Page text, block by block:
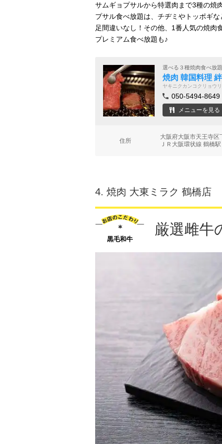
サムギョプサルから特選肉まで3種の焼
プサル食べ放題は、チヂミやトッポギ
足間違いなし！その他、1番人気の焼肉
プレミアム食べ放題も♪
選べる３種焼肉食べ放題
焼肉 韓国料理
ヤキニクカンコクリョウ
050-5494-8649
メニューを見る
住所
大阪府大阪市天王寺
ＪＲ大阪環状線 鶴橋
4. 焼肉 大東ミラク 鶴橋店
黒毛和牛
厳選雌牛